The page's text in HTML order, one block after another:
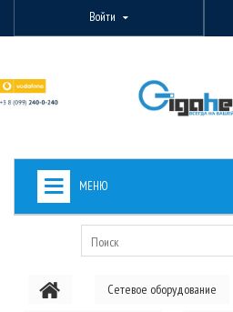
Войти
МЕНЮ
PON ОБОРУДОВАНИЕ
Сетевое оборудование